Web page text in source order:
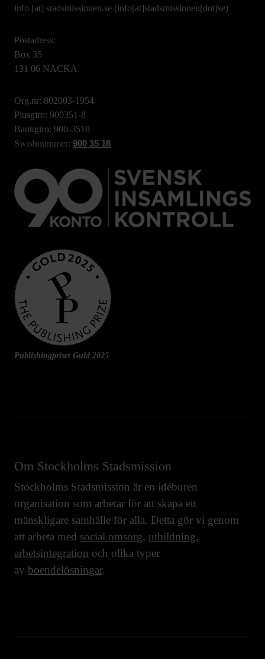
info [at] stadsmissionen.se (info[at]stadsmissionen[dot]se)
Postadress:
Box 35
131 06 NACKA
Org.nr: 802003-1954
Plusgiro: 900351-8
Bankgiro: 900-3518
Swishnummer: 900 35 18
Publishingpriset Guld 2025
Om Stockholms Stadsmission
Stockholms Stadsmission är en idéburen
organisation som arbetar för att skapa ett
mänskligare samhälle för alla. Detta gör vi genom
att arbeta med social omsorg, utbildning,
arbetsintegration och olika typer
av boendelösningar.